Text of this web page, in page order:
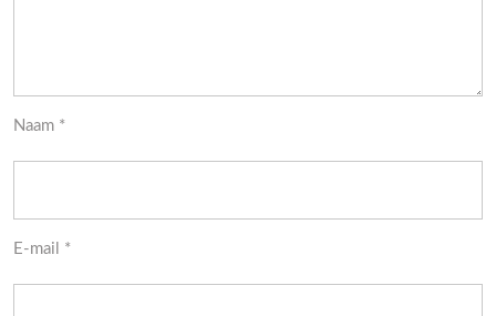
Naam *
E-mail *